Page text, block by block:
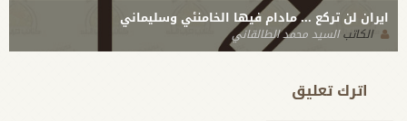
ايران لن تركع ... مادام فيها الخامنئي وسليماني
الكاتبالسيد محمد الطالقاني
اترك تعلیق